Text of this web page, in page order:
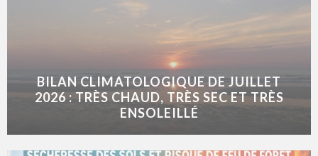
BILAN CLIMATOLOGIQUE DE JUILLET
2026 : TRÈS CHAUD, TRÈS SEC ET TRÈS
ENSOLEILLÉ